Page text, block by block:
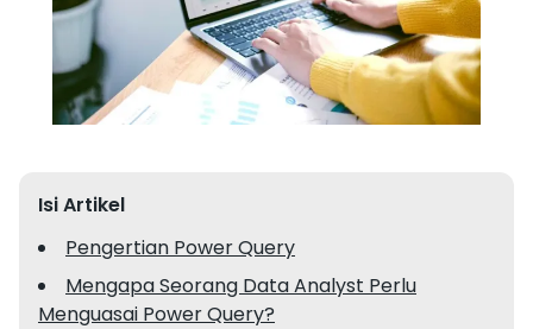
Isi Artikel
Pengertian Power Query
Mengapa Seorang Data Analyst Perlu
Menguasai Power Query?